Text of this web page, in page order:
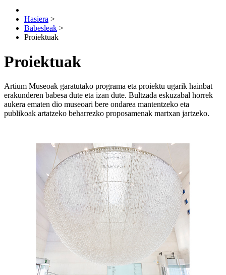
Hasiera >
Babesleak >
Proiektuak
Proiektuak
Artium Museoak garatutako programa eta proiektu ugarik hainbat
erakunderen babesa dute eta izan dute. Bultzada eskuzabal horrek
aukera ematen dio museoari bere ondarea mantentzeko eta
publikoak artatzeko beharrezko proposamenak martxan jartzeko.